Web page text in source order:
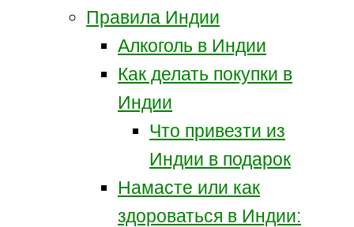
Правила Индии
Алкоголь в Индии
Как делать покупки в
Индии
Что привезти из
Индии в подарок
Намасте или как
здороваться в Индии: